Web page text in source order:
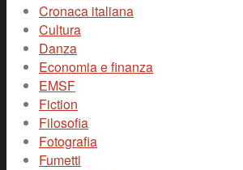
Cronaca italiana
Cultura
Danza
Economia e finanza
EMSF
Fiction
Filosofia
Fotografia
Fumetti